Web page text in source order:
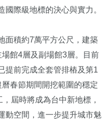
際級地標的決心與實力。
面積約7萬平方公尺，建築
館4層及副場館3層。目前
提前完成全套管排樁及第1
春節期間開挖範圍的穩定
屆時將成為台中新地標，
動空間，進一步提升城市魅